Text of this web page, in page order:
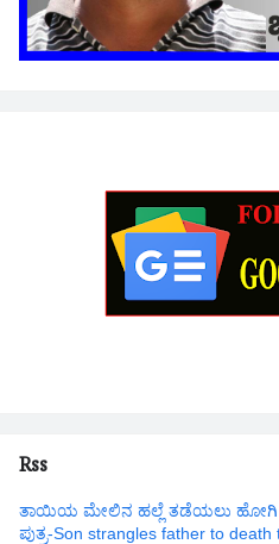
Rss
ತಾಯಿಯ ಮೇಲಿನ ಹಲ್ಲೆ ತಡೆಯಲು ಹೋಗಿ
ಪುತ್ರ-Son strangles father to